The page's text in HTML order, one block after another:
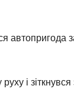
автопригода
і